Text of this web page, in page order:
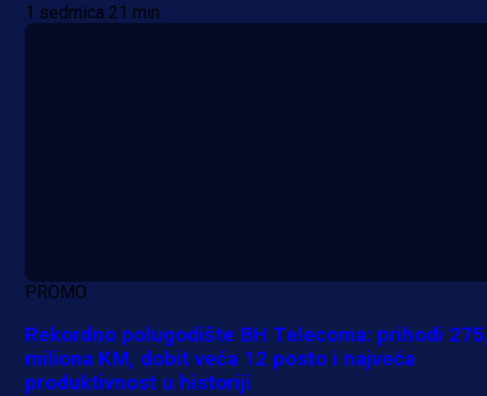
1 sedmica 21 min
PROMO
Rekordno polugodište BH Telecoma: prihodi
miliona KM, dobit veća 12 posto i najveća
produktivnost u historiji